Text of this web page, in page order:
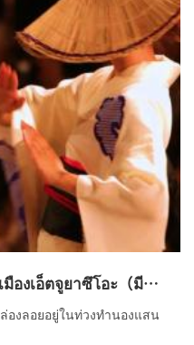
องเอ็ตจูยาซึโอะ（มี
องลอยอยู่ในท่วงทำนองแสน